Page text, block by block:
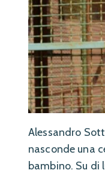
Alessandro
nasconde una
bambino. Su di